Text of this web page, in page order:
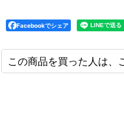
Facebookでシェア
この商品を買った人は、